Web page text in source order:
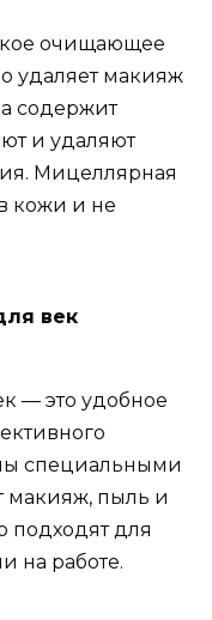
очищающее
удаляет макияж
содержит
и удаляют
Мицеллярная
кожи и не
век
— это удобное
специальными
макияж, пыль и
подходят для
на работе.